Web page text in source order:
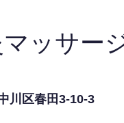
ッサー
川区春田3-10-3